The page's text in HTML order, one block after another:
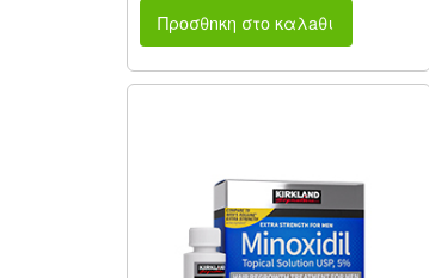
Προσθnκη στο καλaθι